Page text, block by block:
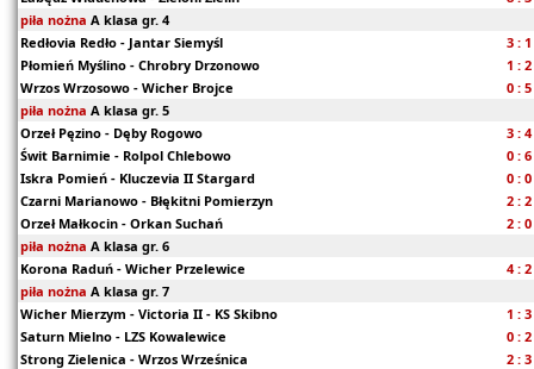
piła nożna A klasa gr. 4
Redłovia Redło - Jantar Siemyśl
3 : 1
Płomień Myślino - Chrobry Drzonowo
1 : 2
Wrzos Wrzosowo - Wicher Brojce
0 : 5
piła nożna A klasa gr. 5
Orzeł Pęzino - Dęby Rogowo
3 : 4
Świt Barnimie - Rolpol Chlebowo
0 : 6
Iskra Pomień - Kluczevia II Stargard
0 : 0
Czarni Marianowo - Błękitni Pomierzyn
2 : 2
Orzeł Małkocin - Orkan Suchań
2 : 0
piła nożna A klasa gr. 6
Korona Raduń - Wicher Przelewice
4 : 2
piła nożna A klasa gr. 7
Wicher Mierzym - Victoria II - KS Skibno
1 : 3
Saturn Mielno - LZS Kowalewice
0 : 2
Strong Zielenica - Wrzos Wrześnica
2 : 3